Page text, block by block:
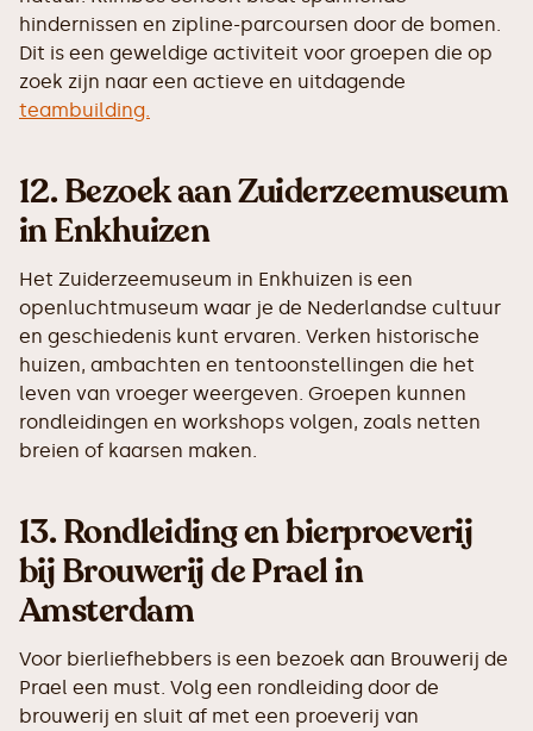
hindernissen en zipline-parcoursen door de bomen.
Dit is een geweldige activiteit voor groepen die op
zoek zijn naar een actieve en uitdagende
teambuilding.
12.Bezoek aan Zuiderzeemuseum
in Enkhuizen
Het Zuiderzeemuseum in Enkhuizen is een
openluchtmuseum waar je de Nederlandse cultuur
en geschiedenis kunt ervaren. Verken historische
huizen, ambachten en tentoonstellingen die het
leven van vroeger weergeven. Groepen kunnen
rondleidingen en workshops volgen, zoals netten
breien of kaarsen maken.
13.Rondleiding en bierproeverij
bij Brouwerij de Prael in
Amsterdam
Voor bierliefhebbers is een bezoek aan Brouwerij de
Prael een must. Volg een rondleiding door de
brouwerij en sluit af met een proeverij van